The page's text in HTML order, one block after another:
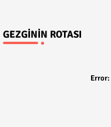
GEZGININ ROTASI
Error: